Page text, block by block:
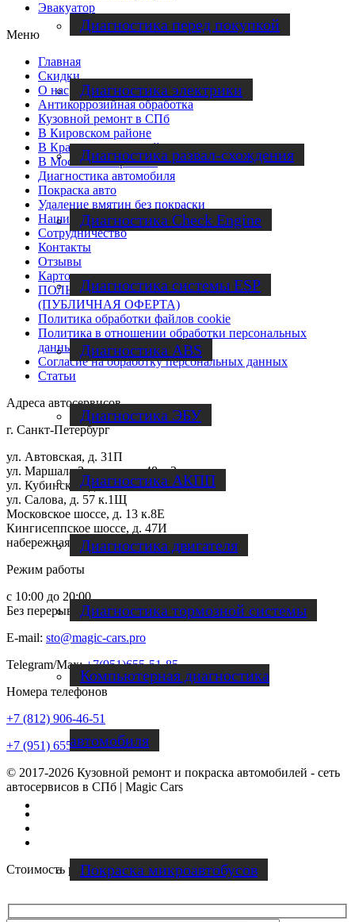
Диагностика перед покупкой
Диагностика электрики
Диагностика развал-схождения
Диагностика Check Engine
Диагностика системы ESP
Диагностика ABS
Диагностика ЭБУ
Диагностика АКПП
Диагностика двигателя
Диагностика тормозной системы
Компьютерная диагностика
автомобиля
Покраска микроавтобусов
Эвакуатор
Меню
Главная
Скидки
О нас
Антикоррозийная обработка
Кузовной ремонт в СПб
В Кировском районе
В Красносельском районе
В Московском районе
Диагностика автомобиля
Покраска авто
Удаление вмятин без покраски
Наши работы
Cотрудничество
Контакты
Отзывы
Карточка предприятия
ПОЛЬЗОВАТЕЛЬСКОЕ СОГЛАШЕНИЕ
(ПУБЛИЧНАЯ ОФЕРТА)
Политика обработки файлов cookie
Политика в отношении обработки персональных
данных
Согласие на обработку персональных данных
Статьи
Адреса автосервисов
г. Санкт-Петербург
ул. Автовская, д. 31П
ул. Маршала Захарова, д. 48 к.2
ул. Кубинская, д. 21 к.2
ул. Салова, д. 57 к.1Щ
Московское шоссе, д. 13 к.8Е
Кингисеппское шоссе, д. 47И
набережная Обводного канала, д. 134 к.14
Режим работы
с 10:00 до 20:00
Без перерывов и выходных
E-mail: sto@magic-cars.pro
Telegram/Max:+7(951)655-51-85
Номера телефонов
+7 (812) 906-46-51
+7 (951) 655-51-85
© 2017-2026 Кузовной ремонт и покраска автомобилей - сеть
автосервисов в СПб | Magic Cars
Стоимость работ